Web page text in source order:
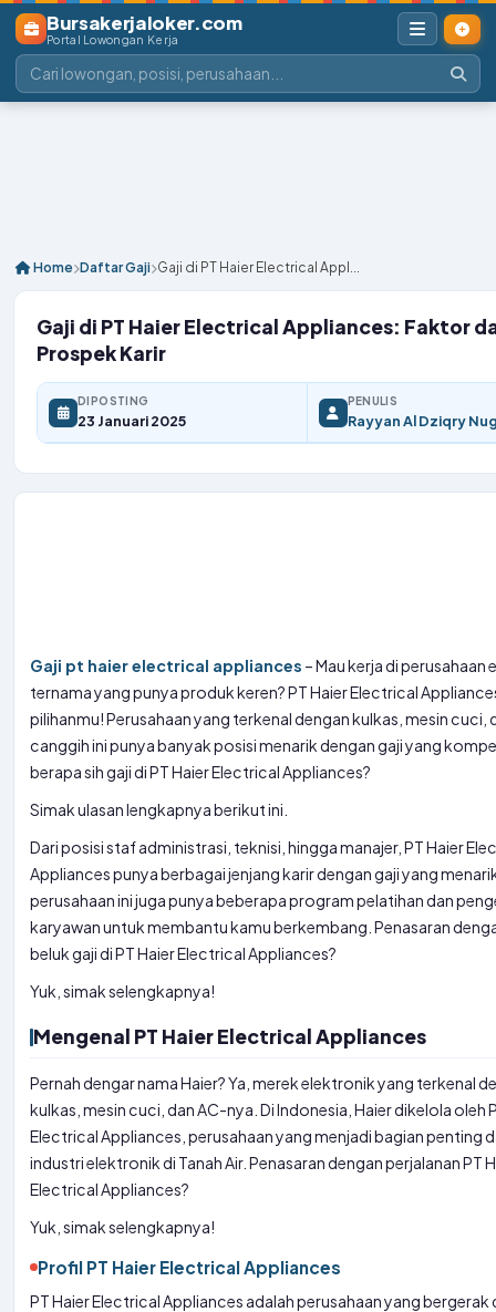
Bursakerjaloker.com
Portal Lowongan Kerja
Home Daftar Gaji Gaji di PT Haier Electrical Appl...
Gaji di PT Haier Electrical Appliances: Faktor
Prospek Karir
DIPOSTING
23 Januari 2025
PENULIS
Rayyan Al Dziqry
Gaji pt haier electrical appliances – Mau kerja di perusahaan
ternama yang punya produk keren? PT Haier Electrical
pilihanmu! Perusahaan yang terkenal dengan kulkas, mesin cuci,
canggih ini punya banyak posisi menarik dengan gaji yang
berapa sih gaji di PT Haier Electrical Appliances?
Simak ulasan lengkapnya berikut ini.
Dari posisi staf administrasi, teknisi, hingga manajer, PT Haier
Appliances punya berbagai jenjang karir dengan gaji yang
perusahaan ini juga punya beberapa program pelatihan dan
karyawan untuk membantu kamu berkembang. Penasaran
beluk gaji di PT Haier Electrical Appliances?
Yuk, simak selengkapnya!
Mengenal PT Haier Electrical Appliances
Pernah dengar nama Haier? Ya, merek elektronik yang terkenal
kulkas, mesin cuci, dan AC-nya. Di Indonesia, Haier dikelola oleh
Electrical Appliances, perusahaan yang menjadi bagian penting
industri elektronik di Tanah Air. Penasaran dengan perjalanan PT
Electrical Appliances?
Yuk, simak selengkapnya!
Profil PT Haier Electrical Appliances
PT Haier Electrical Appliances adalah perusahaan yang bergerak